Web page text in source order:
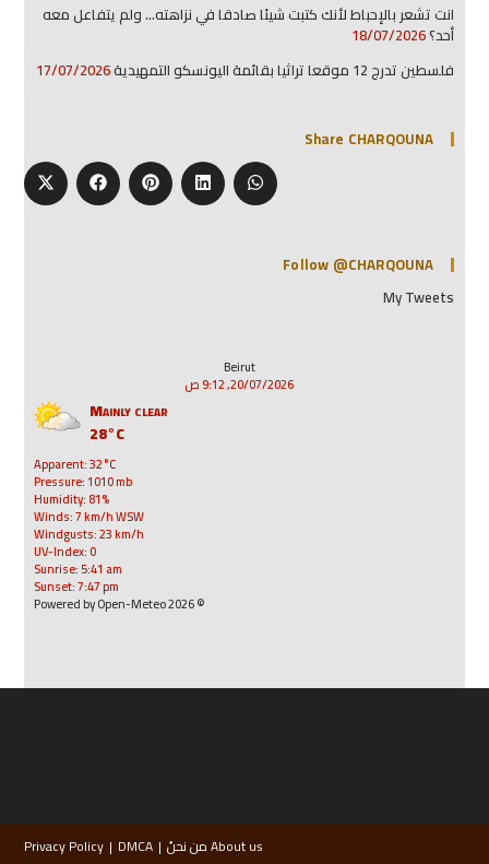
انت تشعر بالإحباط لأنك كتبت شيئا صادقا في نزاهته… ولم يتفاعل معه
أحد؟18/07/2026
فلسطين تدرج 12 موقعا تراثيا بقائمة اليونسكو التمهيدية
17/07/2026
Share CHARQOUNA
Follow @CHARQOUNA
My Tweets
Beirut
20/07/2026, 9:12 ص
Mainly clear
28°C
Apparent: 32°C
Pressure: 1010 mb
Humidity: 81%
Winds: 7 km/h WSW
Windgusts: 23 km/h
UV-Index: 0
Sunrise: 5:41 am
Sunset: 7:47 pm
© 2026 Powered by Open-Meteo
About us من نحنُ DMCA
Privacy Policy